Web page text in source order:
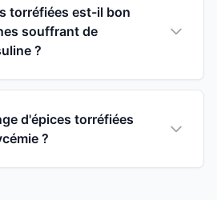
torréfiées est-il bon
souffrant de
?
d'épices torréfiées
?